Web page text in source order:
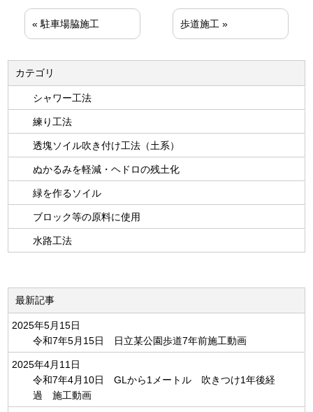
« 駐車場脇施工 歩道施工 »
カテゴリ
シャワー工法
練り工法
透塊ソイル吹き付け工法（土系）
ぬかるみを軽減・ヘドロの残土化
緑を作るソイル
ブロック等の原料に使用
水路工法
最新記事
2025年5月15日
令和7年5月15日 日立某公園歩道7年前施工動画
2025年4月11日
令和7年4月10日 GLから1メートル 吹きつけ1年後経
過 施工動画